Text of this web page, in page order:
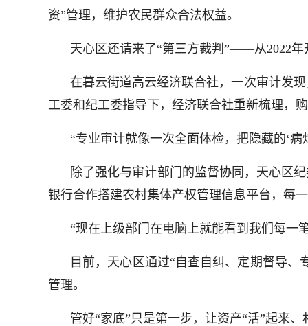
资”管理，维护农民群众合法权益。
天心区还请来了“第三方裁判”——从2022
在暮云街道高云经济联合社，一次审计发
工委和纪工委指导下，经济联合社重新梳理，
“专业审计就像一次全面体检，把隐藏的‘
除了强化与审计部门的监督协同，天心区
银行合作搭建农村集体产权管理信息平台，每
“现在上级部门在电脑上就能看到我们每一
目前，天心区通过“自查自纠、定期督导
管理。
管好“家底”只是第一步，让资产“活”起来